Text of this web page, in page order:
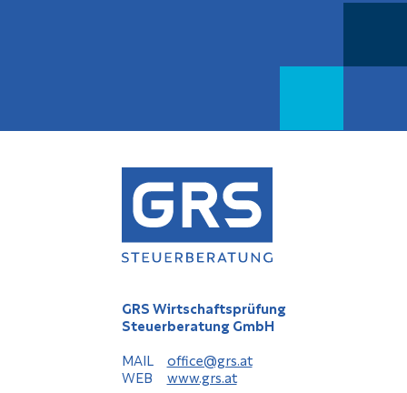
GRS Wirtschaftsprüfung
Steuerberatung GmbH
MAIL
office@grs.at
WEB www.grs.at